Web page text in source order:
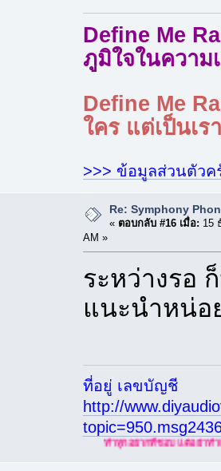
Define Me
ภูมิใจในความ
Define Me
ใคร แต่เป็นเ
>>> ข้อมูลส่วนตัวค
Re: Symphony
« ตอบกลับ #16 เมื่อ: 15
AM »
ระหว่างรอ
แนะนำหน่อ
ที่อยู่ เลขบัญชี
http://
ทำทุกอยากที่ชอบ แต่อย่าทำเกินตัว